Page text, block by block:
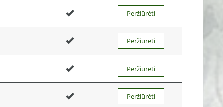
Peržiūrėti
Peržiūrėti
Peržiūrėti
Peržiūrėti